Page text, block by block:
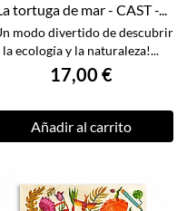
tortuga de mar - CAST -...
modo divertido de descubrir
la ecología y la naturaleza!...
17,00 €
Añadir al carrito